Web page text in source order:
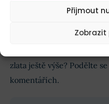
Přijmout
Zobrazit
na jakou výši se dostane.
vás? Věříte, že obchodní
zlata ještě výše? Podělte
komentářích.